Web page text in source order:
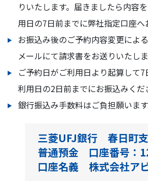
りいたします。届きましたら内容
用日の7日前までに弊社指定口座へ
お振込み後のご予約内容変更によ
メールにて請求書をお送りいたしま
ご予約日がご利用日より起算して
利用日の2日前までにお振込みくだ
銀行振込み手数料はご負担願います
三菱UFJ銀行 春日町
普通預金 口座番号：
口座名義 株式会社ア